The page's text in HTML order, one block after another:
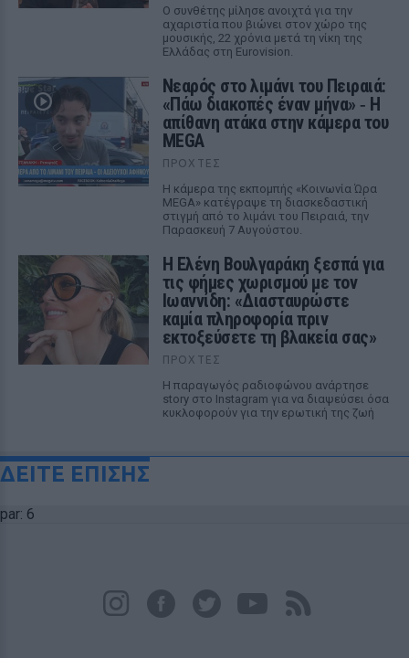
Ο συνθέτης μίλησε ανοιχτά για την
αχαριστία που βιώνει στον χώρο της
μουσικής, 22 χρόνια μετά τη νίκη της
Ελλάδας στη Eurovision.
Νεαρός στο λιμάνι του Πειραιά:
«Πάω διακοπές έναν μήνα» ‑ Η
απίθανη ατάκα στην κάμερα του
MEGA
ΠΡΟΧΤΈΣ
Η κάμερα της εκπομπής «Κοινωνία Ώρα
MEGA» κατέγραψε τη διασκεδαστική
στιγμή από το λιμάνι του Πειραιά, την
Παρασκευή 7 Αυγούστου.
Η Ελένη Βουλγαράκη ξεσπά για
τις φήμες χωρισμού με τον
Ιωαννίδη: «Διασταυρώστε
καμία πληροφορία πριν
εκτοξεύσετε τη βλακεία σας»
ΠΡΟΧΤΈΣ
Η παραγωγός ραδιοφώνου ανάρτησε
story στο Instagram για να διαψεύσει όσα
κυκλοφορούν για την ερωτική της ζωή
ΔΕΙΤΕ ΕΠΙΣΗΣ
par: 6